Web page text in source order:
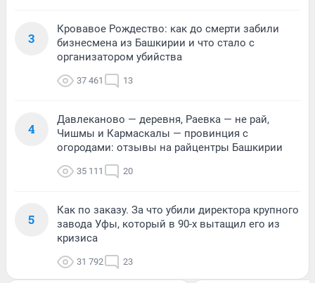
3
Кровавое Рождество: как до смерти забили
бизнесмена из Башкирии и что стало с
организатором убийства
37 461 13
4
Давлеканово — деревня, Раевка — не рай,
Чишмы и Кармаскалы — провинция с
огородами: отзывы на райцентры Башкирии
35 111 20
5
Как по заказу. За что убили директора крупного
завода Уфы, который в 90-х вытащил его из
кризиса
31 792 23